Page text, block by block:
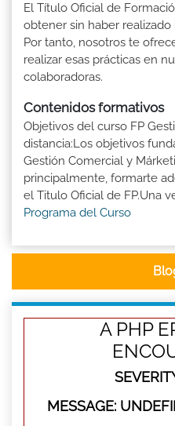
El Título Oficial de
obtener sin haber realizado
Por tanto, nosotros te
realizar esas prácticas en
colaboradoras.
Contenidos formativos
Objetivos del curso FP
distancia:Los objetivos
Gestión Comercial y
principalmente, formarte
el Titulo Oficial de FP.Una
Programa del Curso
A PHP
MESSAGE: